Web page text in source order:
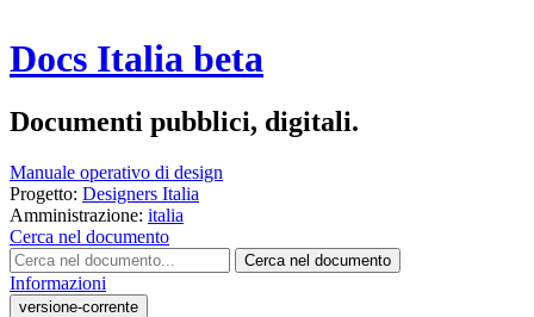
Docs Italia beta
Documenti pubblici, digitali.
Manuale operativo di design
Progetto: Designers Italia
Amministrazione: italia
Cerca nel documento
Cerca nel documento
Informazioni
versione-corrente